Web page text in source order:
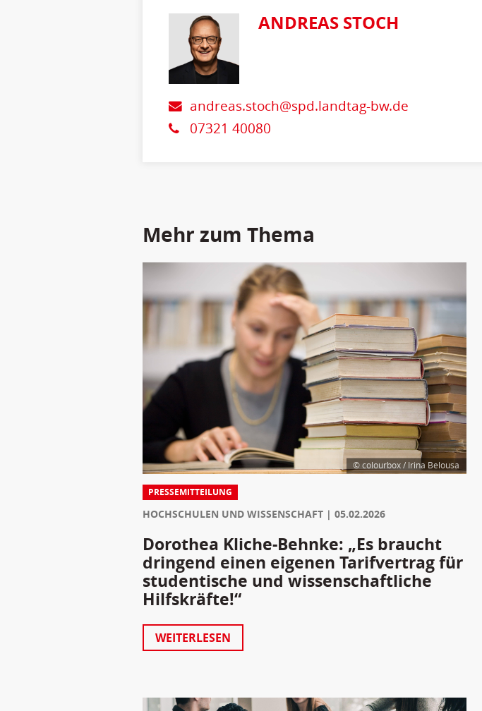
ANDREAS STOCH
andreas.stoch@spd.landtag-bw.de
07321 40080
Mehr zum Thema
© colourbox / Irina Belousa
PRESSEMITTEILUNG
HOCHSCHULEN UND WISSENSCHAFT 05.02.2026
Dorothea Kliche-Behnke: „Es braucht
dringend einen eigenen Tarifvertrag für
studentische und wissenschaftliche
Hilfskräfte!“
WEITERLESEN